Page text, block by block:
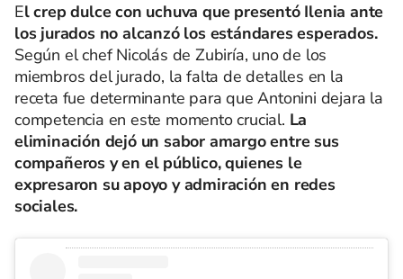
El crep dulce con uchuva que presentó Ilenia ante
los jurados no alcanzó los estándares esperados.
Según el chef Nicolás de Zubiría, uno de los
miembros del jurado, la falta de detalles en la
receta fue determinante para que Antonini dejara la
competencia en este momento crucial. La
eliminación dejó un sabor amargo entre sus
compañeros y en el público, quienes le
expresaron su apoyo y admiración en redes
sociales.